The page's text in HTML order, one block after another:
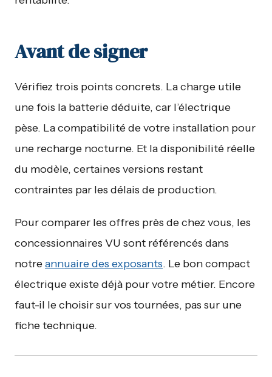
Avant de signer
Vérifiez trois points concrets. La charge utile
une fois la batterie déduite, car l’électrique
pèse. La compatibilité de votre installation pour
une recharge nocturne. Et la disponibilité réelle
du modèle, certaines versions restant
contraintes par les délais de production.
Pour comparer les offres près de chez vous, les
concessionnaires VU sont référencés dans
notreannuaire des exposants. Le bon compact
électrique existe déjà pour votre métier. Encore
faut-il le choisir sur vos tournées, pas sur une
fiche technique.